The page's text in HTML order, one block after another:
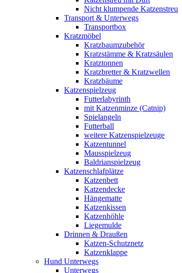
Nicht klumpende Katzenstreu
Transport & Unterwegs
Transportbox
Kratzmöbel
Kratzbaumzubehör
Kratzstämme & Kratzsäulen
Kratztonnen
Kratzbretter & Kratzwellen
Kratzbäume
Katzenspielzeug
Futterlabyrinth
mit Katzenminze (Catnip)
Spielangeln
Futterball
weitere Katzenspielzeuge
Katzentunnel
Mausspielzeug
Baldrianspielzeug
Katzenschlafplätze
Katzenbett
Katzendecke
Hängematte
Katzenkissen
Katzenhöhle
Liegemulde
Drinnen & Draußen
Katzen-Schutznetz
Katzenklappe
Hund Unterwegs
Unterwegs